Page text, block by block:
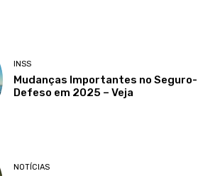
INSS
Mudanças Importantes no Seguro-
Defeso em 2025 – Veja
NOTÍCIAS